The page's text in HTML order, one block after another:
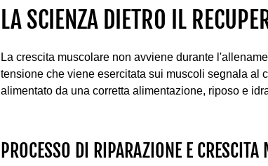
LA SCIENZA DIETRO IL
La crescita muscolare non avviene durante
tensione che viene esercitata sui muscoli segnala al
alimentato da una corretta alimentazione, riposo e
PROCESSO DI RIPARAZIONE E CRESCITA